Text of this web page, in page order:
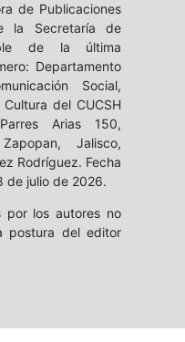
de Publicaciones
la Secretaría de
de la última
Departamento
Social,
del CUCSH
Arias 150,
Jalisco,
Rodríguez. Fecha
de julio de 2026.
por los autores no
postura del editor